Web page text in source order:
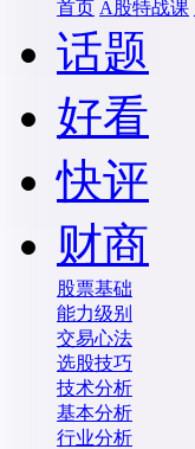
首页 A股特战课
话题
好看
快评
财商
股票基础
能力级别
交易心法
选股技巧
技术分析
基本分析
行业分析